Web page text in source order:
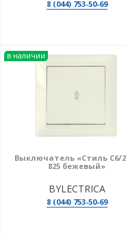
8 (044) 753-50-69
в наличии
Выключатель «Стиль С6/2
825 бежевый»
BYLECTRICA
8 (044) 753-50-69